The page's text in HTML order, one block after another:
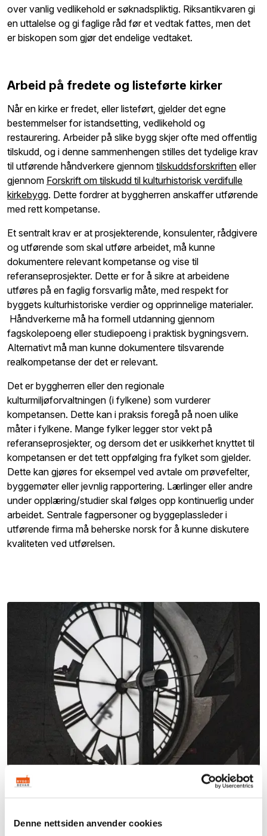
Denne nettsiden anvender cookies
over vanlig vedlikehold er søknadspliktig. Riksantikvaren gi
en uttalelse og gi faglige råd før et vedtak fattes, men det
er biskopen som gjør det endelige vedtaket.
Arbeid på fredete og listeførte kirker
Når en kirke er fredet, eller listeført, gjelder det egne
bestemmelser for istandsetting, vedlikehold og
restaurering. Arbeider på slike bygg skjer ofte med offentlig
tilskudd, og i denne sammenhengen stilles det tydelige krav
til utførende håndverkere gjennom tilskuddsforskriften eller
gjennom Forskrift om tilskudd til kulturhistorisk verdifulle
kirkebygg. Dette fordrer at byggherren anskaffer utførende
med rett kompetanse.
Et sentralt krav er at prosjekterende, konsulenter, rådgivere
og utførende som skal utføre arbeidet, må kunne
dokumentere relevant kompetanse og vise til
referanseprosjekter. Dette er for å sikre at arbeidene
utføres på en faglig forsvarlig måte, med respekt for
byggets kulturhistoriske verdier og opprinnelige materialer.
Håndverkerne må ha formell utdanning gjennom
fagskolepoeng eller studiepoeng i praktisk bygningsvern.
Alternativt må man kunne dokumentere tilsvarende
realkompetanse der det er relevant.
Det er byggherren eller den regionale
kulturmiljøforvaltningen (i fylkene) som vurderer
kompetansen. Dette kan i praksis foregå på noen ulike
måter i fylkene. Mange fylker legger stor vekt på
referanseprosjekter, og dersom det er usikkerhet knyttet til
kompetansen er det tett oppfølging fra fylket som gjelder.
Dette kan gjøres for eksempel ved avtale om prøvefelter,
byggemøter eller jevnlig rapportering. Lærlinger eller andre
under opplæring/studier skal følges opp kontinuerlig under
arbeidet. Sentrale fagpersoner og byggeplassleder i
utførende firma må beherske norsk for å kunne diskutere
kvaliteten ved utførelsen.
Kirkebevaringsfondet – tilskudd til